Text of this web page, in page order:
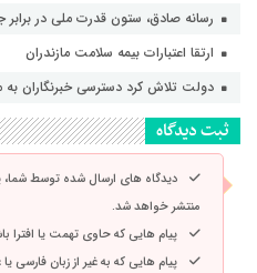
رسانه‌ صادق، ستون قدرت ملی در
ارتقا اعتبارات بیمه سلامت مازندران
دولت تلاش کرد دسترسی خبرنگاران به
ثبت دیدگاه
دیدگاه های ارسال شده توسط
منتشر خواهد شد.
پیام هایی که حاوی تهمت یا افترا
پیام هایی که به غیر از زبان فارسی